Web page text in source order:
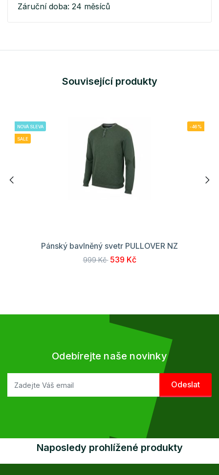
Záruční doba: 24 měsíců
Související produkty
NOVÁ SLEVA
SALE
-46%
Pánský bavlněný svetr PULLOVER NZ
999 Kč 539 Kč
Odebírejte naše novinky
Naposledy prohlížené produkty